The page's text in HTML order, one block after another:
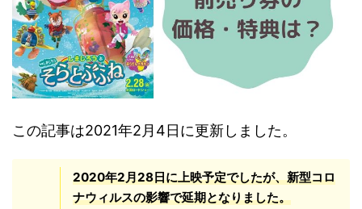
この記事は2021年2月4日に更新しました。
2020年2月28日に上映予定でしたが、新型コロ
ナウィルスの影響で延期となりました。